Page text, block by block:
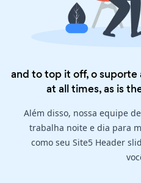
and to top it off, o
at all times, as is
Além disso, nossa equipe
trabalha noite e dia para
como seu Site5 Header